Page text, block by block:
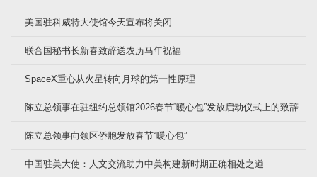
美国驻科威特大使馆今天宣布将关闭
联合国秘书长新春致辞送农历马年祝福
SpaceX重心从火星转向月球的第一性原理
陈立总领事在驻纽约总领馆2026春节“暖心包”发放启动仪式上的致辞
陈立总领事向领区侨胞发放春节“暖心包”
中国驻美大使：人文交流助力中美构建新时期正确相处之道